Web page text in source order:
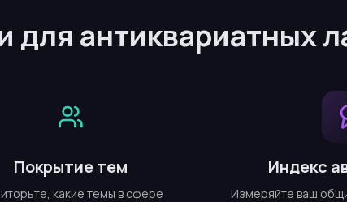
антиквариатных
Покрытие тем
какие темы в сфере
Индекс
Измеряйте ваш